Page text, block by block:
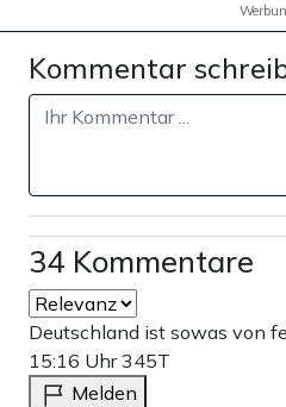
Kommentar
34 Kommentare
Deutschland ist sowas von
15:16 Uhr345T
Melden